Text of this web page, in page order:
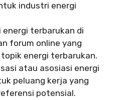
industri energi
energi terbarukan di
forum online yang
energi terbarukan.
atau asosiasi energi
peluang kerja yang
potensial.